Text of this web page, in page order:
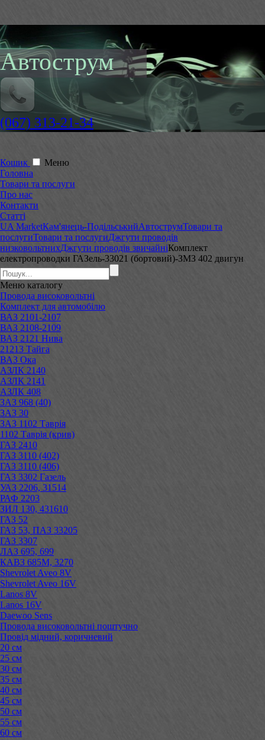
Автострум
(067) 313-21-34
Кошик
Меню
Головна
Товари та послуги
Про нас
Контакти
Статті
UA MarketКам'янець-ПодільськийАвтострумТовари та
послугиТовари та послугиДжгути проводів
низковольтнихДжгути проводів звичайніКомплект
електропроводки ГАЗель-33021 (бортовий)-ЗМЗ 402 двигун
Меню каталогу
Провода високовольтні
Комплект для автомобілю
ВАЗ 2101-2107
ВАЗ 2108-2109
ВАЗ 2121 Нива
21213 Тайга
ВАЗ Ока
АЗЛК 2140
АЗЛК 2141
АЗЛК 408
ЗАЗ 968 (40)
ЗАЗ 30
ЗАЗ 1102 Таврія
1102 Таврія (крив)
ГАЗ 2410
ГАЗ 3110 (402)
ГАЗ 3110 (406)
ГАЗ 3302 Газель
УАЗ 2206, 31514
РАФ 2203
ЗИЛ 130, 431610
ГАЗ 52
ГАЗ 53, ПАЗ 33205
ГАЗ 3307
ЛАЗ 695, 699
КАВЗ 685М, 3270
Shevrolet Aveo 8V
Shevrolet Aveo 16V
Lanos 8V
Lanos 16V
Daewoo Sens
Провода високовольтні поштучно
Провід мідний, коричневий
20 см
25 см
30 см
35 см
40 см
45 см
50 см
55 см
60 см